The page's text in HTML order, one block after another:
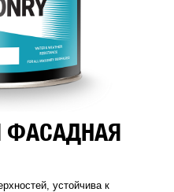
ФАСАДНАЯ
устойчива к